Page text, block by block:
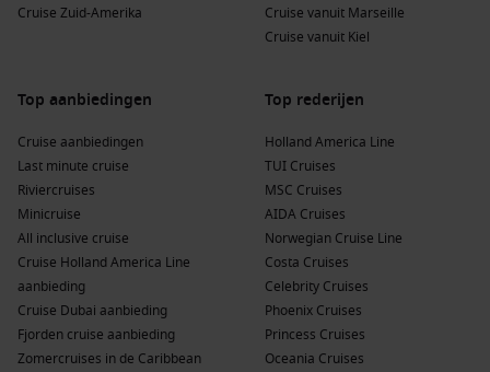
Cruise Zuid-Amerika
Cruise vanuit Marseille
Cruise vanuit Kiel
Top aanbiedingen
Cruise aanbiedingen
Last minute cruise
Riviercruises
Minicruise
All inclusive cruise
Cruise Holland America Line
aanbieding
Cruise Dubai aanbieding
Fjorden cruise aanbieding
Zomercruises in de Caribbean
Top rederijen
Holland America Line
TUI Cruises
MSC Cruises
AIDA Cruises
Norwegian Cruise Line
Costa Cruises
Celebrity Cruises
Phoenix Cruises
Princess Cruises
Oceania Cruises